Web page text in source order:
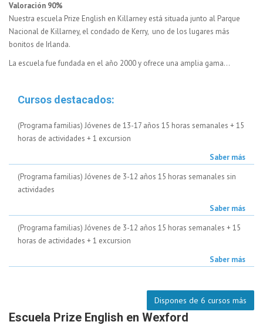
Valoración 90%
Nuestra escuela Prize English en Killarney está situada junto al Parque
Nacional de Killarney, el condado de Kerry, uno de los lugares más
bonitos de Irlanda.
La escuela fue fundada en el año 2000 y ofrece una amplia gama...
Cursos destacados:
(Programa familias) Jóvenes de 13-17 años 15 horas semanales + 15
horas de actividades + 1 excursion
Saber más
(Programa familias) Jóvenes de 3-12 años 15 horas semanales sin
actividades
Saber más
(Programa familias) Jóvenes de 3-12 años 15 horas semanales + 15
horas de actividades + 1 excursion
Saber más
Dispones de 6 cursos más
Escuela Prize English en Wexford